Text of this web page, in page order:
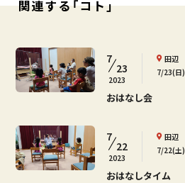
関連する「コト」
7
23
2023
田辺
7/23(日)
おはなし会
7
22
2023
田辺
7/22(土)
おはなしタイム